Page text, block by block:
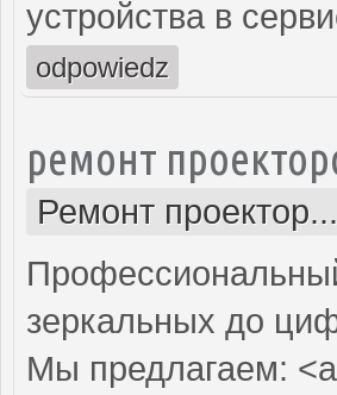
устройства в
odpowiedz
ремонт
Ремонт
зеркальных до
Мы предлагаем: